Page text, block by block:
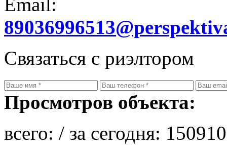
Связаться с риэлтором
Просмотров объекта:
всего: / за сегодня: